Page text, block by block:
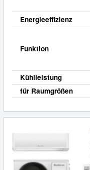
Energieeffizienz
Funktion
Kühlleistung
für Raumgrößen